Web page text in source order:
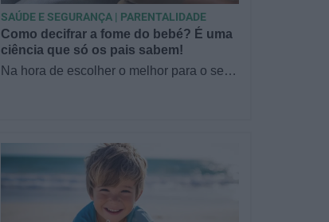
Como decifrar a fome do bebé? É uma
ciência que só os pais sabem!
Na hora de escolher o melhor para o seu
SAÚDE E SEGURANÇA | PARENTALIDADE